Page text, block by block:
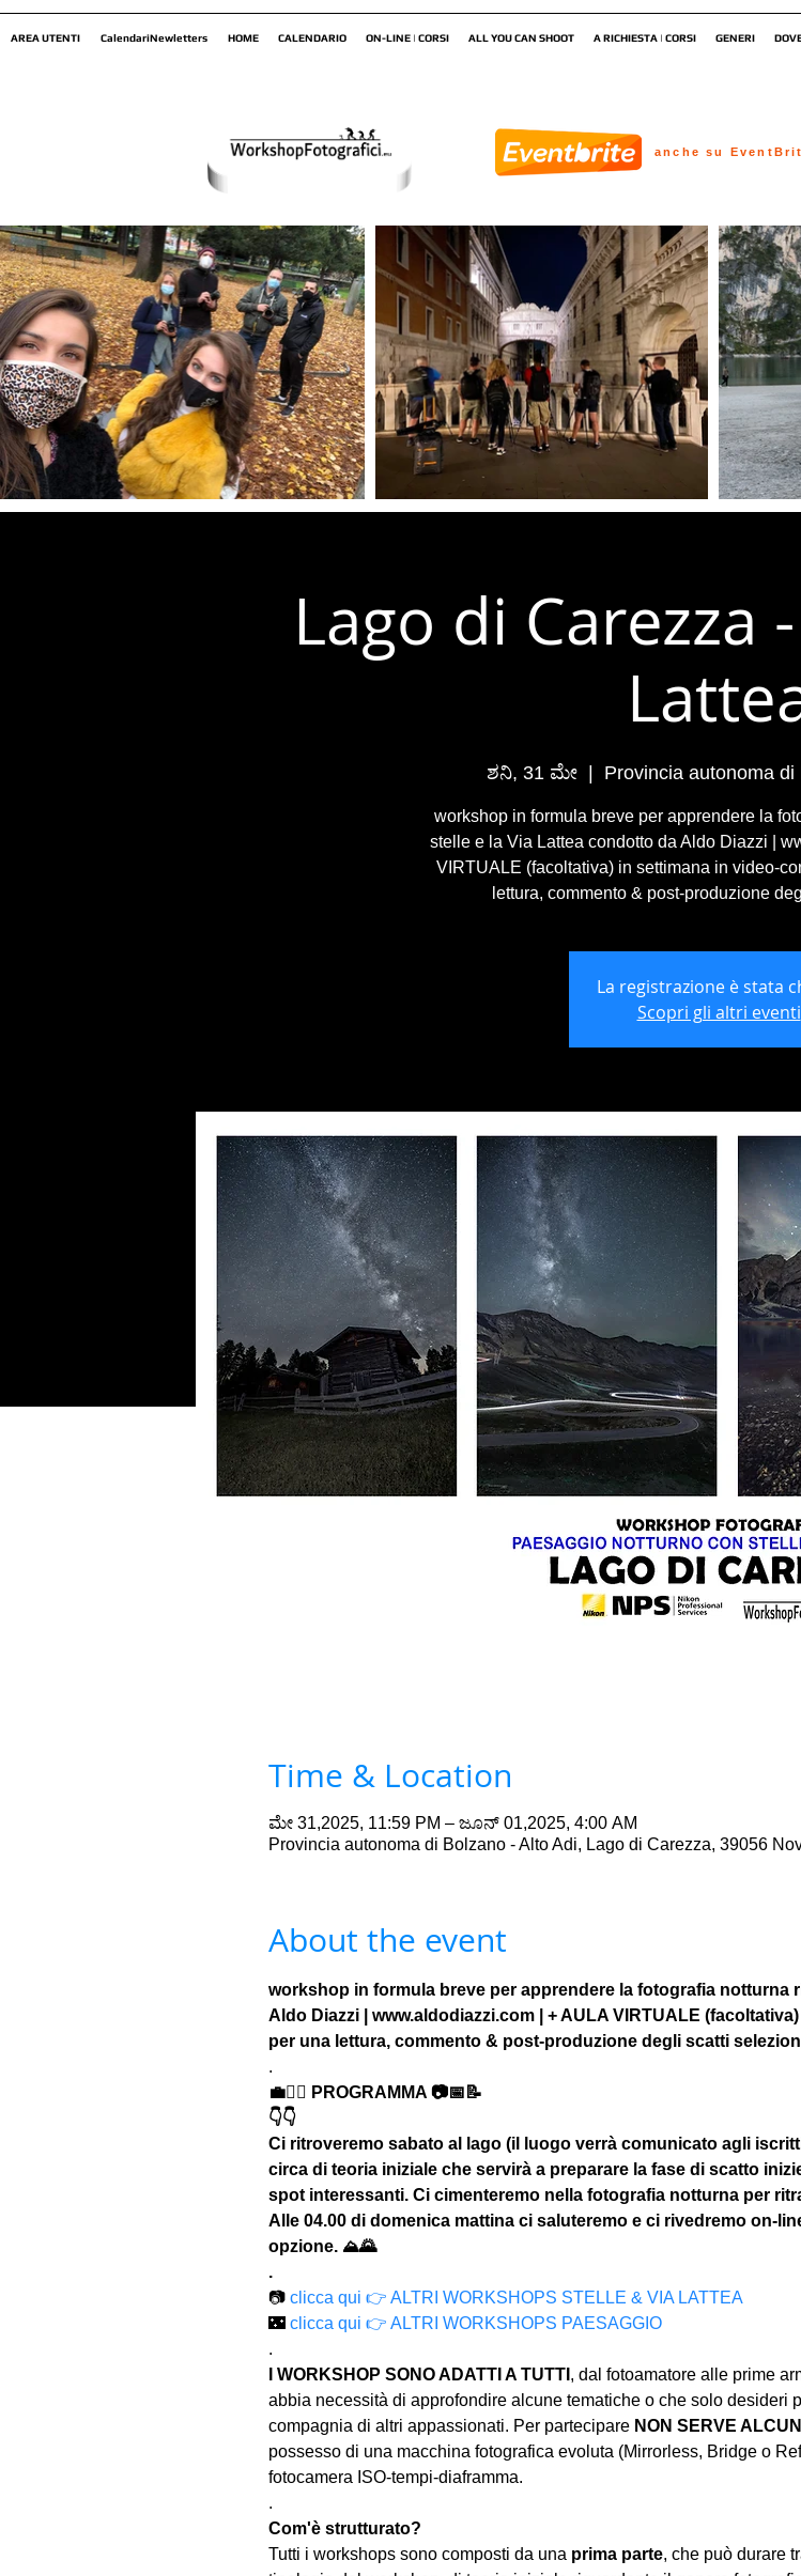
AREA UTENTI CalendariNewletters HOME CALENDARIO ON-LINE | CORSI ALL YOU CAN SHOOT A RICHIESTA | CORSI GENERI
Lago di Carezza
ಶನಿ, 31 ಮೇ Provincia autonoma di
workshop in formula breve per apprendere la
stelle e la Via Lattea condotto da Aldo Diazzi |
VIRTUALE (facoltativa) in settimana in video-
lettura, commento & post-produzione
La registrazione è stata
Scopri gli altri eventi
Time & Location
ಮೇ 31,2025, 11:59 PM – ಜೂನ್ 01,2025, 4:00 AM
Provincia autonoma di Bolzano - Alto Adi, Lago di Carezza, 39056
About the event
workshop in formula breve per apprendere la fotografia notturna
Aldo Diazzi | www.aldodiazzi.com | + AULA VIRTUALE
per una lettura, commento & post-produzione degli scatti
.
💼🚶‍♂️ PROGRAMMA 📷📅📝
👇👇
Ci ritroveremo sabato al lago (il luogo verrà comunicato agli
circa di teoria iniziale che servirà a preparare la fase di scatto
spot interessanti. Ci cimenteremo nella fotografia notturna per
Alle 04.00 di domenica mattina ci saluteremo e ci rivedremo on-
opzione. ⛰🌄
.
📷 clicca qui 👉 ALTRI WORKSHOPS STELLE & VIA LATTEA
🌃 clicca qui 👉 ALTRI WORKSHOPS PAESAGGIO
.
I WORKSHOP SONO ADATTI A TUTTI , dal fotoamatore alle prime
abbia necessità di approfondire alcune tematiche o che solo desideri
compagnia di altri appassionati. Per partecipare NON SERVE
possesso di una macchina fotografica evoluta (Mirrorless, Bridge o
fotocamera ISO-tempi-diaframma.
.
Com'è strutturato?
Tutti i workshops sono composti da una prima parte, che può durare
anche su